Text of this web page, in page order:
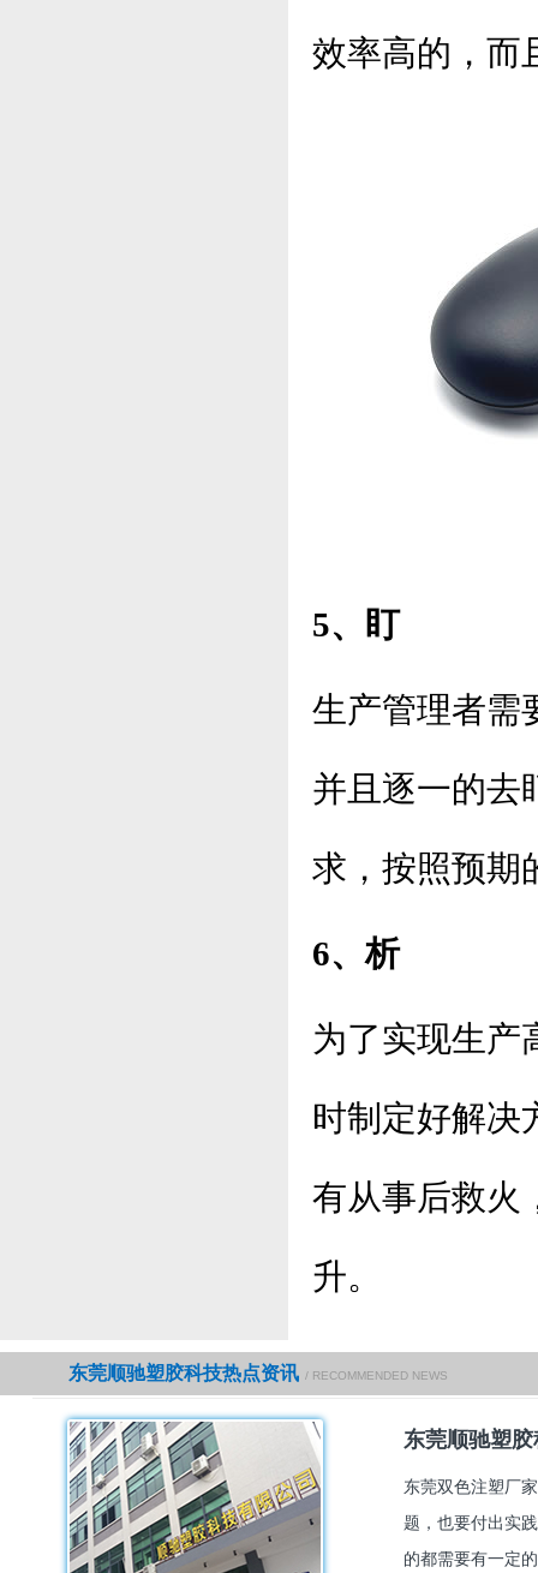
效率高的，而
5、盯
生产管理者需
并且逐一的去
求，按照预期
6、析
为了实现生产
时制定好解决
有从事后救火
升。
东莞顺驰塑胶科技热点资讯 / RECOMMENDED NEWS
东莞顺驰塑
东莞双色注塑厂
题，也要付出实
的都需要有一定